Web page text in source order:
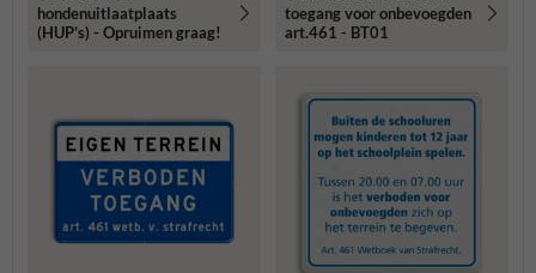
hondenuitlaatplaats
(HUP’s) - Opruimen graag!
toegang voor onbevoegden
art.461 - BT01